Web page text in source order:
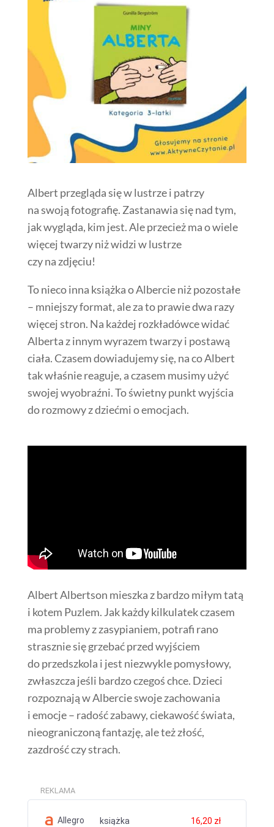
Albert przegląda się w lustrze i patrzy
na swoją fotografię. Zastanawia się nad tym,
jak wygląda, kim jest. Ale przecież ma o wiele
więcej twarzy niż widzi w lustrze
czy na zdjęciu!
To nieco inna książka o Albercie niż pozostałe
– mniejszy format, ale za to prawie dwa razy
więcej stron. Na każdej rozkładówce widać
Alberta z innym wyrazem twarzy i postawą
ciała. Czasem dowiadujemy się, na co Albert
tak właśnie reaguje, a czasem musimy użyć
swojej wyobraźni. To świetny punkt wyjścia
do rozmowy z dziećmi o emocjach.
Albert Albertson mieszka z bardzo miłym tatą
i kotem Puzlem. Jak każdy kilkulatek czasem
ma problemy z zasypianiem, potrafi rano
strasznie się grzebać przed wyjściem
do przedszkola i jest niezwykle pomysłowy,
zwłaszcza jeśli bardzo czegoś chce. Dzieci
rozpoznają w Albercie swoje zachowania
i emocje – radość zabawy, ciekawość świata,
nieograniczoną fantazję, ale też złość,
zazdrość czy strach.
REKLAMA
Allegro książka 16,20 zł